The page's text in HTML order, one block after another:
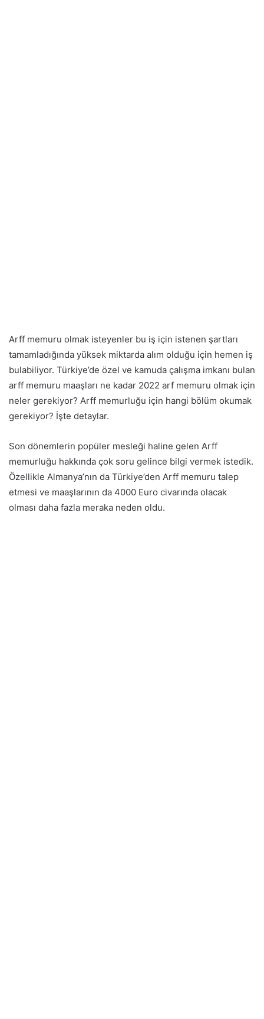
Arff memuru olmak isteyenler bu iş için istenen şartları
tamamladığında yüksek miktarda alım olduğu için hemen iş
bulabiliyor. Türkiye’de özel ve kamuda çalışma imkanı bulan
arff memuru maaşları ne kadar 2022 arf memuru olmak için
neler gerekiyor? Arff memurluğu için hangi bölüm okumak
gerekiyor? İşte detaylar.
Son dönemlerin popüler mesleği haline gelen Arff
memurluğu hakkında çok soru gelince bilgi vermek istedik.
Özellikle Almanya’nın da Türkiye’den Arff memuru talep
etmesi ve maaşlarının da 4000 Euro civarında olacak
olması daha fazla meraka neden oldu.